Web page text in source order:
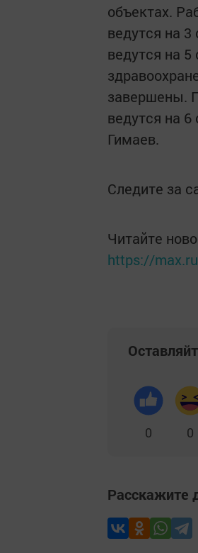
объектах.
ведутся на
ведутся на
завершены.
ведутся на
Гимаев.
Следите за
Читайте
https://
0 0
Расскажите